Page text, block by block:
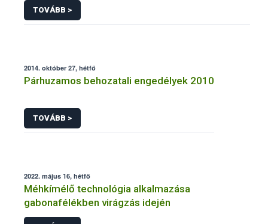
TOVÁBB >
2014. október 27, hétfő
Párhuzamos behozatali engedélyek 2010
TOVÁBB >
2022. május 16, hétfő
Méhkímélő technológia alkalmazása
gabonafélékben virágzás idején